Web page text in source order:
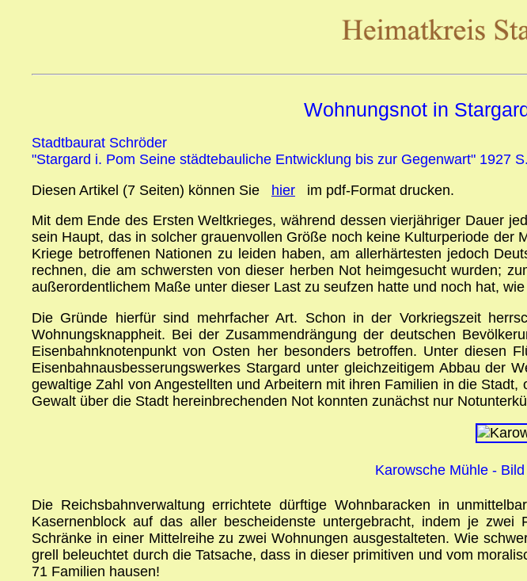
Wohnungsnot in
Stadtbaurat Schröder
"Stargard i. Pom Seine städtebauliche Entwicklung bis zur Gegenwart" 1927
Diesen Artikel (7 Seiten) können Sie
hier
im pdf-Format drucken.
Mit dem Ende des Ersten Weltkrieges, während dessen vierjähriger Dauer
sein Haupt, das in solcher grauenvollen Größe noch keine Kulturperiode
Kriege betroffenen Nationen zu leiden haben, am allerhärtesten jedoch
rechnen, die am schwersten von dieser herben Not heimgesucht wurden;
außerordentlichem Maße unter dieser Last zu seufzen hatte und noch hat,
Die Gründe hierfür sind mehrfacher Art. Schon in der Vorkriegszeit
Wohnungsknappheit. Bei der Zusammendrängung der deutschen
Eisenbahnknotenpunkt von Osten her besonders betroffen. Unter diesen
Eisenbahnausbesserungswerkes Stargard unter gleichzeitigem Abbau der
gewaltige Zahl von Angestellten und Arbeitern mit ihren Familien in die
Gewalt über die Stadt hereinbrechenden Not konnten zunächst nur
Karowsche Mühle -
Die Reichsbahnverwaltung errichtete dürftige Wohnbaracken in
Kasernenblock auf das aller bescheidenste untergebracht, indem je
Schränke in einer Mittelreihe zu zwei Wohnungen ausgestalteten. Wie
grell beleuchtet durch die Tatsache, dass in dieser primitiven und vom
71 Familien hausen!